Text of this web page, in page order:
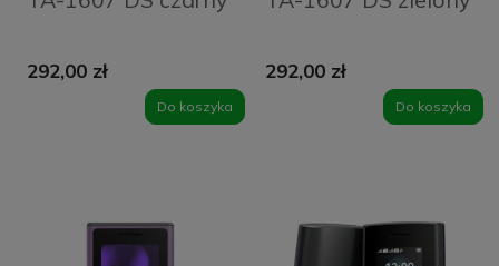
292,00 zł
Do koszyka
292,00 zł
Do koszyka